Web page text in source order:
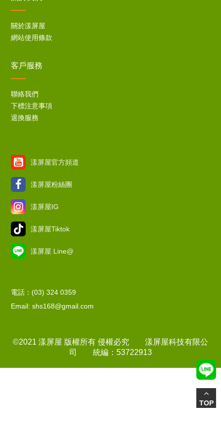
關於漾屏屋
網站使用條款
客戶服務
聯絡我們
下標注意事項
退換服務
漾屏屋官方頻道
漾屏屋粉絲團
漾屏屋IG
漾屏屋Tiktok
漾屏屋 Line@
電話：(03) 324 0359
Email: shs168@gmail.com
©2021 漾屏屋 版權所有 侵權必究 漾屏屋科技有限公
司 統編：53722913
TOP